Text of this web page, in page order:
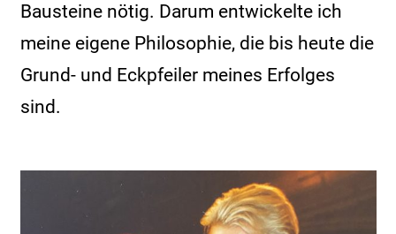
Bausteine nötig. Darum entwickelte ich
meine eigene Philosophie, die bis heute die
Grund- und Eckpfeiler meines Erfolges
sind.